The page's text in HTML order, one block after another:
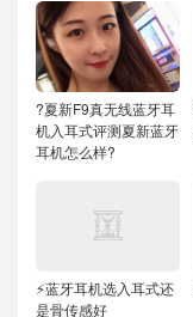
?夏新F9真无线蓝牙耳
机入耳式评测夏新蓝牙
耳机怎么样?
⚡蓝牙耳机选入耳式还
是骨传感好